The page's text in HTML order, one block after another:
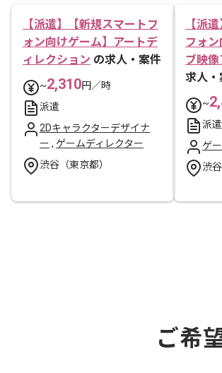
【派遣】【新規スマートフ
ォン向けゲーム】アートデ
ィレクション の求人・案件
~2,310円／時
派遣
2Dキャラクターデザイナ
ー , ゲームディレクター
渋谷（東京都）
【派
フォ
ブ映
求人・
~
派遣
ゲ
渋
ご希